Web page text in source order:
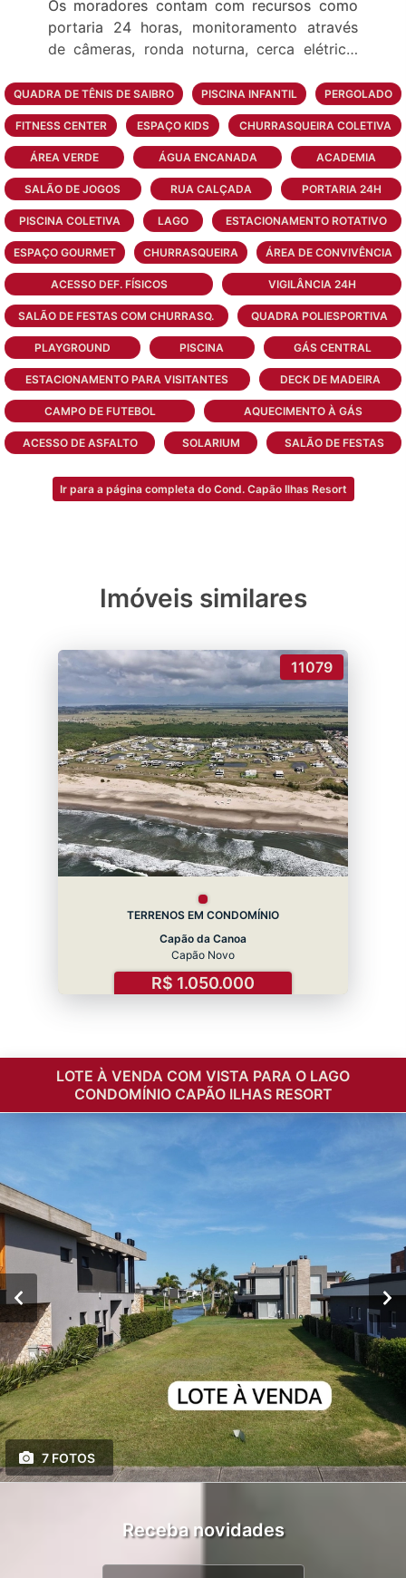
Os moradores contam com recursos como
portaria 24 horas, monitoramento através
de câmeras, ronda noturna, cerca elétrica,
No Capão Ilhas Resort há uma variedade de
opções de lazer, com direito a quadra de
futebol, quadra de tênis, quadras
poliesportivas, playground infantil e juvenil,
praças, piscinas e piscina aquecida, salões
de jogos, brinquedotecas, pista de corrida e
muito mais!
Estes espaços são ótimas opções para as
famílias que tem crianças e desejam um
espaço seguro para seus filhos brincarem.
Os condomínios fechados são silenciosos e
distantes de vias urbanas e ruídos do
trânsito, o que é ótimo para quem prima
pelo silêncio e deseja aproveitar com
tranquilidade seus momentos com a família.
possa desfrutar tudo que o condomínio
fechado na praia oferece.
QUADRA DE TÊNIS DE SAIBRO PISCINA INFANTIL PERGOLADO
FITNESS CENTER ESPAÇO KIDS CHURRASQUEIRA COLETIVA
ÁREA VERDE ÁGUA ENCANADA ACADEMIA
SALÃO DE JOGOS RUA CALÇADA PORTARIA 24H
PISCINA COLETIVA LAGO ESTACIONAMENTO ROTATIVO
ESPAÇO GOURMET CHURRASQUEIRA ÁREA DE CONVIVÊNCIA
ACESSO DEF. FÍSICOS VIGILÂNCIA 24H
SALÃO DE FESTAS COM CHURRASQ. QUADRA POLIESPORTIVA
PLAYGROUND PISCINA GÁS CENTRAL
ESTACIONAMENTO PARA VISITANTES DECK DE MADEIRA
CAMPO DE FUTEBOL AQUECIMENTO À GÁS
ACESSO DE ASFALTO SOLARIUM SALÃO DE FESTAS
Ir para a página completa do Cond. Capão Ilhas Resort
Imóveis similares
11079
TERRENOS EM CONDOMÍNIO
Capão da Canoa
Capão Novo
R$ 1.050.000
LOTE À VENDA COM VISTA PARA O LAGO
CONDOMÍNIO CAPÃO ILHAS RESORT
7 FOTOS
Receba novidades